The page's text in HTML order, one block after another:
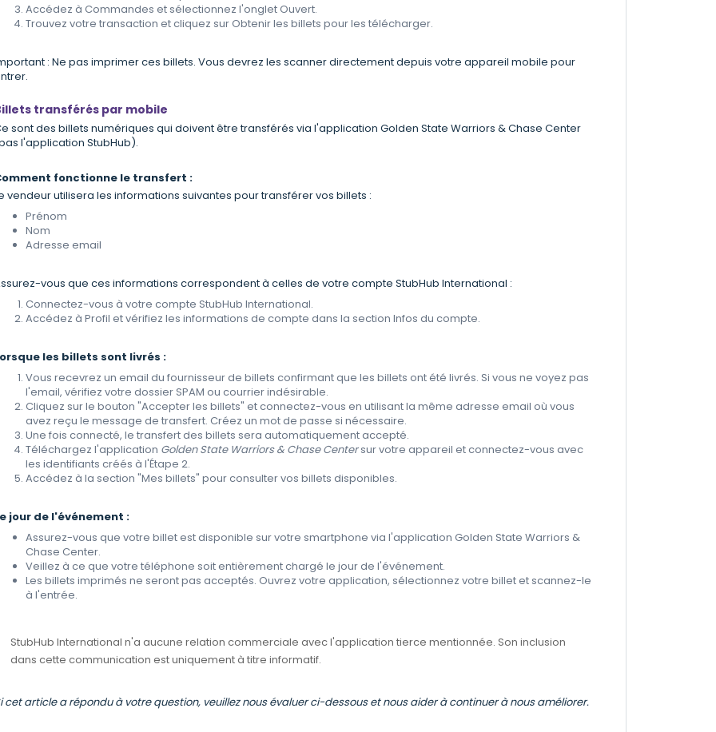
Accédez à Commandes et sélectionnez l'onglet Ouvert.
Trouvez votre transaction et cliquez sur Obtenir les billets pour les télécharger.
: Ne pas imprimer ces billets. Vous devrez les scanner directement depuis votre appareil mobile pour
transférés par mobile
sont des billets numériques qui doivent être transférés via l'application Golden State Warriors & Chase Center
l'application StubHub).
fonctionne le transfert :
vendeur utilisera les informations suivantes pour transférer vos billets :
Prénom
Nom
Adresse email
vous que ces informations correspondent à celles de votre compte StubHub International :
Connectez-vous à votre compte StubHub International.
Accédez à Profil et vérifiez les informations de compte dans la section Infos du compte.
les billets sont livrés :
Vous recevrez un email du fournisseur de billets confirmant que les billets ont été livrés. Si vous ne voyez pas
l'email, vérifiez votre dossier SPAM ou courrier indésirable.
Cliquez sur le bouton "Accepter les billets" et connectez-vous en utilisant la même adresse email où vous
avez reçu le message de transfert. Créez un mot de passe si nécessaire.
Une fois connecté, le transfert des billets sera automatiquement accepté.
Téléchargez l'application Golden State Warriors & Chase Centersur votre appareil et connectez-vous avec
les identifiants créés à l'Étape 2.
Accédez à la section "Mes billets" pour consulter vos billets disponibles.
jour de l'événement :
Assurez-vous que votre billet est disponible sur votre smartphone via l'application Golden State Warriors &
Chase Center.
Veillez à ce que votre téléphone soit entièrement chargé le jour de l'événement.
Les billets imprimés ne seront pas acceptés. Ouvrez votre application, sélectionnez votre billet et scannez-le
à l'entrée.
StubHub International n'a aucune relation commerciale avec l'application tierce mentionnée. Son inclusion
dans cette communication est uniquement à titre informatif.
cet article a répondu à votre question, veuillez nous évaluer ci-dessous et nous aider à continuer à nous améliorer.